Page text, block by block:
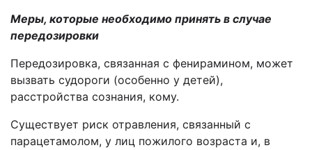
Меры, которые необходимо принять в случае
передозировки
Передозировка, связанная с фенирамином, может
вызвать судороги (особенно у детей),
расстройства сознания, кому.
Существует риск отравления, связанный с
парацетамолом, у лиц пожилого возраста и, в